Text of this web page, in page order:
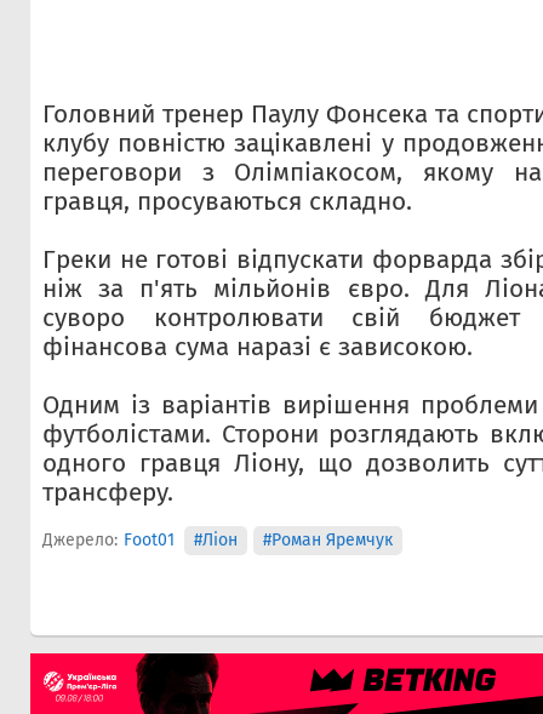
Головний тренер Паулу Фонсека та
клубу повністю зацікавлені у
переговори з Олімпіакосом, якому
гравця, просуваються складно.
Греки не готові відпускати форварда
ніж за п'ять мільйонів євро. Для
суворо контролювати свій бюджет
фінансова сума наразі є зависокою.
Одним із варіантів вирішення
футболістами. Сторони розглядають
одного гравця Ліону, що дозволить
трансферу.
Джерело: Foot01 #Ліон #Роман Яремчук